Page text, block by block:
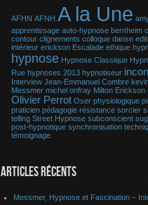
AFHN AFNH A la Une
apprentissage auto-hypnose bernheim
contour clignements colloque danse
intérieur erickson Escalade ethique
hypnose Hypnose Classique
Rue hypnoses 2013 hypnotiseur
Interview Jean-Emmanuel Combre
Messmer michel onfray Milton Erickson
Olivier Perrot Oser physiologique
praticien pédagogie résistance sorcier
telling Street Hypnose subconscient
post-hypnotique synchronisation
témoignage
ARTICLES RÉCENTS
Messmer, Hypnose et Fascination –